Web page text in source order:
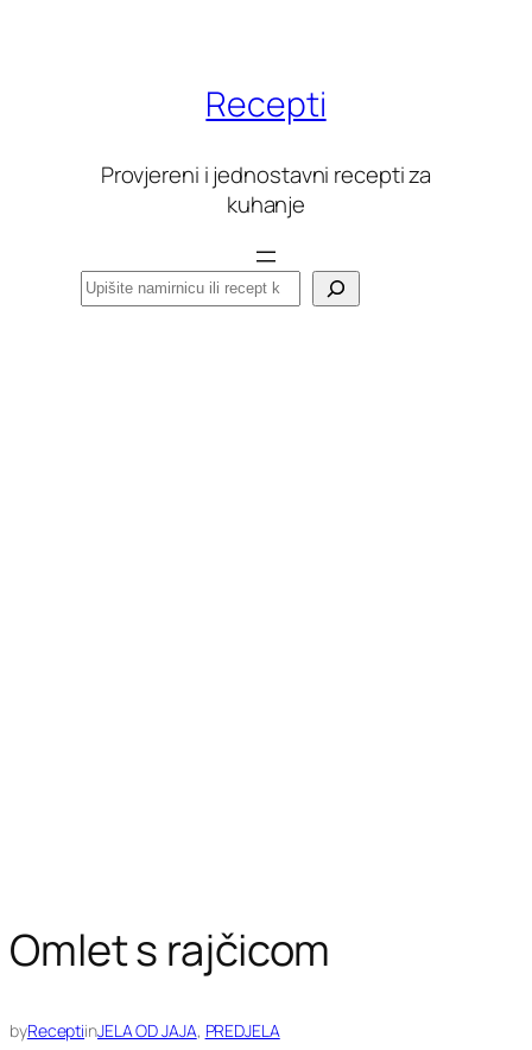
Recepti
Provjereni i jednostavni recepti za
kuhanje
Pretraga
Omlet s rajčicom
byReceptiinJELA OD JAJA, PREDJELA